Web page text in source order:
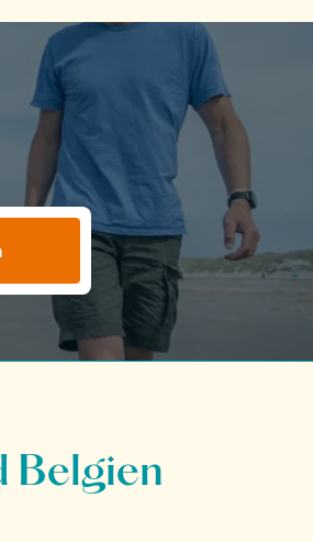
Belgien